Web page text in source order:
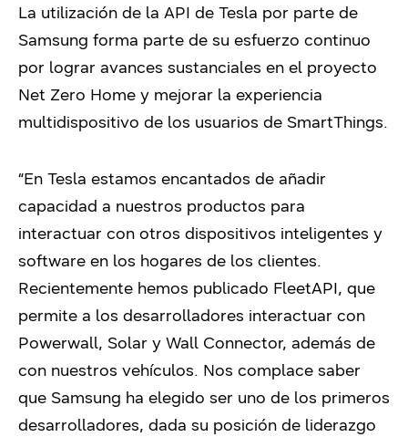
La utilización de la API de Tesla por parte de
Samsung forma parte de su esfuerzo continuo
por lograr avances sustanciales en el proyecto
Net Zero Home y mejorar la experiencia
multidispositivo de los usuarios de SmartThings.
“En Tesla estamos encantados de añadir
capacidad a nuestros productos para
interactuar con otros dispositivos inteligentes y
software en los hogares de los clientes.
Recientemente hemos publicado FleetAPI, que
permite a los desarrolladores interactuar con
Powerwall, Solar y Wall Connector, además de
con nuestros vehículos. Nos complace saber
que Samsung ha elegido ser uno de los primeros
desarrolladores, dada su posición de liderazgo